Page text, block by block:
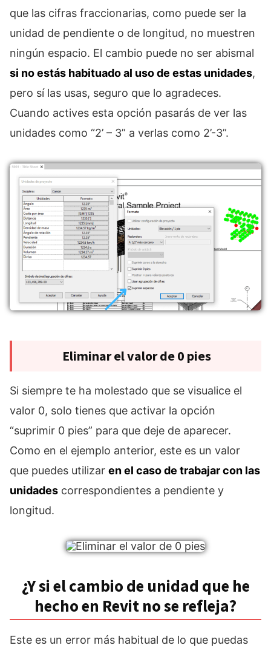
que las cifras fraccionarias, como puede ser la
unidad de pendiente o de longitud, no muestren
ningún espacio. El cambio puede no ser abismal
si no estás habituado al uso de estas unidades,
pero sí las usas, seguro que lo agradeces.
Cuando actives esta opción pasarás de ver las
unidades como “2’ – 3” a verlas como 2’-3”.
Eliminar el valor de 0 pies
Si siempre te ha molestado que se visualice el
valor 0, solo tienes que activar la opción
“suprimir 0 pies” para que deje de aparecer.
Como en el ejemplo anterior, este es un valor
que puedes utilizar en el caso de trabajar con las
unidades correspondientes a pendiente y
longitud.
¿Y si el cambio de unidad que he
hecho en Revit no se refleja?
Este es un error más habitual de lo que puedas